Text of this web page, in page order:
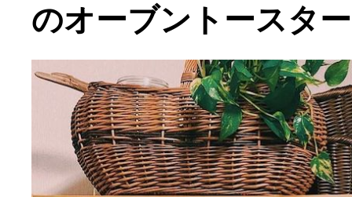
のオーブントースター